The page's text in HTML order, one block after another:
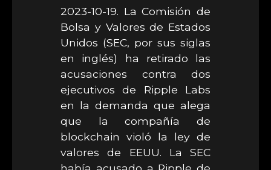
2023-10-19. La Comisión de
Bolsa y Valores de Estados
Unidos (SEC, por sus siglas
en inglés) ha retirado las
acusaciones contra dos
ejecutivos de Ripple Labs
en la demanda que alega
que la compañía de
blockchain violó la ley de
valores de EEUU. La SEC